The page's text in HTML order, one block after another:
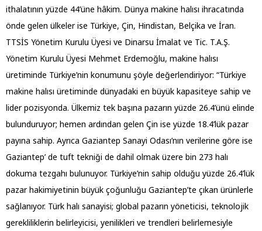
ithalatının yüzde 44’üne hâkim. Dünya makine halısı ihracatında
önde gelen ülkeler ise Türkiye, Çin, Hindistan, Belçika ve İran.
TTSİS Yönetim Kurulu Üyesi ve Dinarsu İmalat ve Tic. T.A.Ş.
Yönetim Kurulu Üyesi Mehmet Erdemoğlu, makine halısı
üretiminde Türkiye’nin konumunu şöyle değerlendiriyor: “Türkiye
makine halısı üretiminde dünyadaki en büyük kapasiteye sahip ve
lider pozisyonda. Ülkemiz tek başına pazarın yüzde 26.4’ünü elinde
bulunduruyor; hemen ardından gelen Çin ise yüzde 18.4’lük pazar
payına sahip. Ayrıca Gaziantep Sanayi Odası’nın verilerine göre ise
Gaziantep’ de tuft tekniği de dahil olmak üzere bin 273 halı
dokuma tezgahı bulunuyor. Türkiye’nin sahip olduğu yüzde 26.4’lük
pazar hakimiyetinin büyük çoğunluğu Gaziantep’te çıkan ürünlerle
sağlanıyor. Türk halı sanayisi; global pazarın yöneticisi, teknolojik
gerekliliklerin belirleyicisi, yenilikleri ve trendleri belirlemesiyle